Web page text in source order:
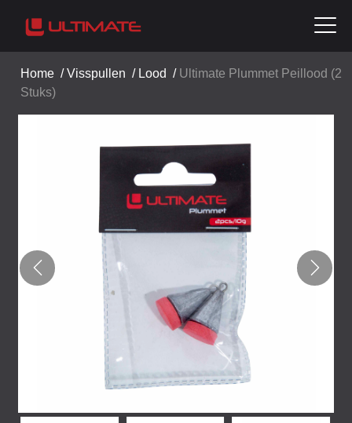
Home /Visspullen / Lood / Ultimate Plummet Peillood (2
Stuks)